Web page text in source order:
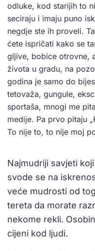
odluke, kod starijih to
seciraju i imaju puno
negdje ste ih proveli.
ćete ispričati kako se
gljive, bobice otrovne,
života u gradu, na
godina je samo do
tetovaža, gungule,
sportaša, mnogi me
medije. Pa prvo pitaju
To nije to, to nije moj
Najmudriji savjeti
svode se na
veće mudrosti od
tereta da morate
nekome rekli.
cijeni kod ljudi.